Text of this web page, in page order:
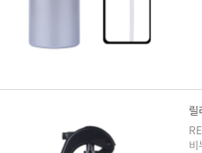
릴
비